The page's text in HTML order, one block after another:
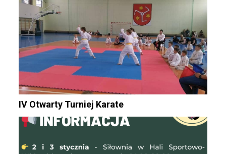
IV Otwarty Turniej Karate